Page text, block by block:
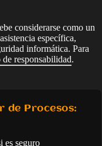
considerarse como un
específica,
informática. Para
de responsabilidad.
de Procesos:
es seguro